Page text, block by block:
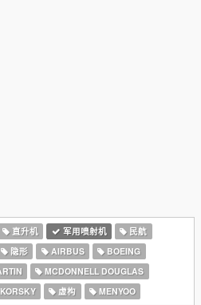
直升机 军用喷射机
民航
隐形 AIRBUS
BOEING
MCDONNELL DOUGLAS
虚构 MENYOO